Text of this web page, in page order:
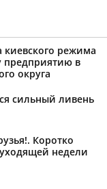
киевского режима
предприятию в
округа
сильный ливень
Коротко
недели